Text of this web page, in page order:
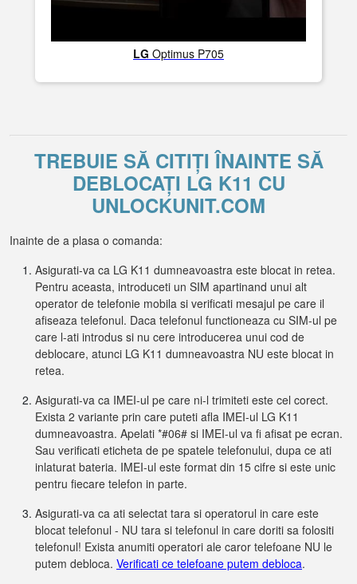
LG Optimus P705
TREBUIE SĂ CITIȚI ÎNAINTE SĂ
DEBLOCAȚI LG K11 CU
UNLOCKUNIT.COM
Inainte de a plasa o comanda:
Asigurati-va ca LG K11 dumneavoastra este blocat in retea.
Pentru aceasta, introduceti un SIM apartinand unui alt
operator de telefonie mobila si verificati mesajul pe care il
afiseaza telefonul. Daca telefonul functioneaza cu SIM-ul pe
care l-ati introdus si nu cere introducerea unui cod de
deblocare, atunci LG K11 dumneavoastra NU este blocat in
retea.
Asigurati-va ca IMEI-ul pe care ni-l trimiteti este cel corect.
Exista 2 variante prin care puteti afla IMEI-ul LG K11
dumneavoastra. Apelati *#06# si IMEI-ul va fi afisat pe ecran.
Sau verificati eticheta de pe spatele telefonului, dupa ce ati
inlaturat bateria. IMEI-ul este format din 15 cifre si este unic
pentru fiecare telefon in parte.
Asigurati-va ca ati selectat tara si operatorul in care este
blocat telefonul - NU tara si telefonul in care doriti sa folositi
telefonul! Exista anumiti operatori ale caror telefoane NU le
putem debloca. Verificati ce telefoane putem debloca.